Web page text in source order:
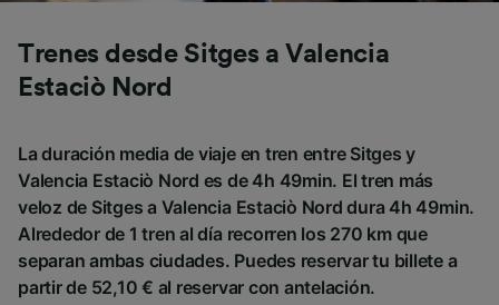
Trenes desde Sitges a Valencia
Estaciò Nord
La duración media de viaje en tren entre Sitges y
Valencia Estaciò Nord es de 4h 49min. El tren más
veloz de Sitges a Valencia Estaciò Nord dura 4h 49min.
Alrededor de 1 tren al día recorren los 270 km que
separan ambas ciudades. Puedes reservar tu billete a
partir de 52,10 € al reservar con antelación.